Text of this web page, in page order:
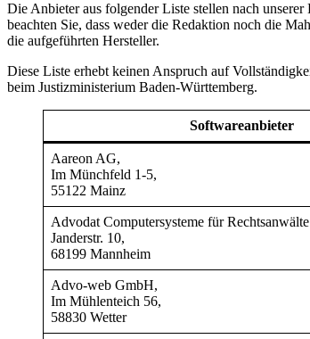
Die Anbieter aus folgender Liste stellen nach
beachten Sie, dass weder die Redaktion noch die
die aufgeführten Hersteller.
Diese Liste erhebt keinen Anspruch auf
beim Justizministerium Baden-Württemberg.
Softwareanbieter
Aareon AG,
Im Münchfeld 1-5,
55122 Mainz
Advodat Computersysteme für
Janderstr. 10,
68199 Mannheim
Advo-web GmbH,
Im Mühlenteich 56,
58830 Wetter